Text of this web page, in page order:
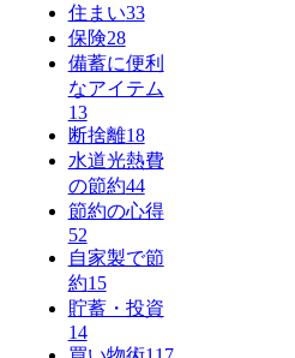
住まい33
保険28
備蓄に便利
なアイテム
13
断捨離18
水道光熱費
の節約44
節約の心得
52
自家製で節
約15
貯蓄・投資
14